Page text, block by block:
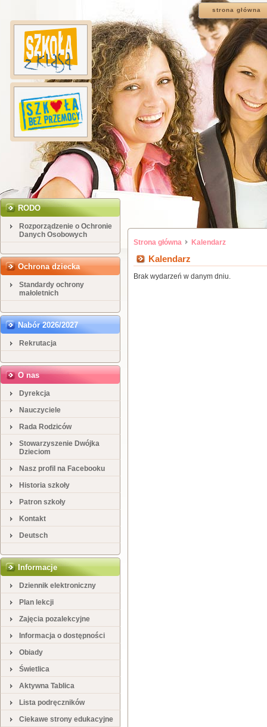
strona główna
RODO
Rozporządzenie o Ochronie
Danych Osobowych
Ochrona dziecka
Standardy ochrony
małoletnich
Nabór 2026/2027
Rekrutacja
O nas
Dyrekcja
Nauczyciele
Rada Rodziców
Stowarzyszenie Dwójka
Dzieciom
Nasz profil na Facebooku
Historia szkoły
Patron szkoły
Kontakt
Deutsch
Informacje
Dziennik elektroniczny
Plan lekcji
Zajęcia pozalekcyjne
Informacja o dostępności
Obiady
Świetlica
Aktywna Tablica
Lista podręczników
Ciekawe strony edukacyjne
Strona główna Kalendarz
Kalendarz
Brak wydarzeń w danym dniu.